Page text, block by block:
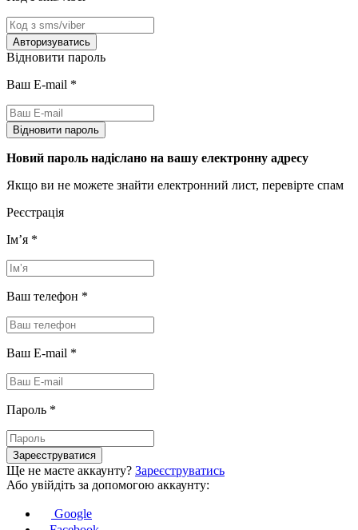
Авторизуватись
Відновити пароль
Ваш E-mail *
Відновити пароль
Новий пароль надіслано на вашу електронну адресу
Якщо ви не можете знайти електронний лист, перевірте спам
Реєстрація
Імʼя *
Ваш телефон *
Ваш E-mail *
Пароль *
Зареєструватися
Ще не маєте аккаунту? Зареєструватись
Або увійдіть за допомогою аккаунту:
Google